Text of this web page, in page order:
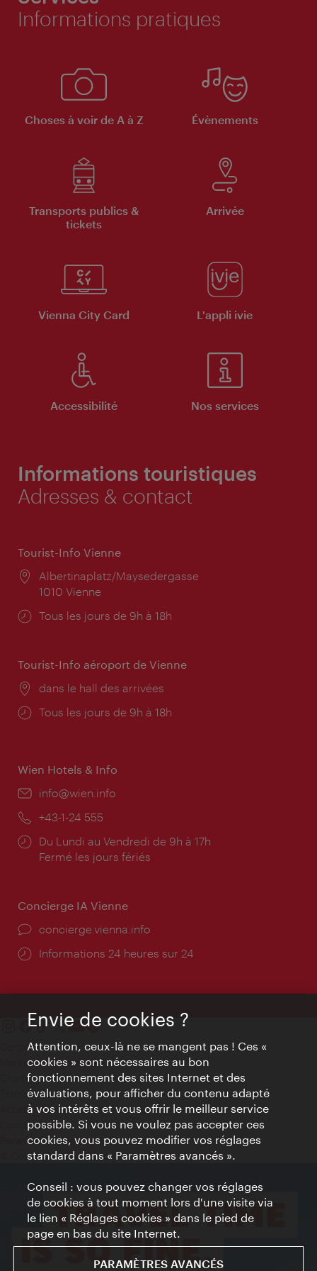
Informations pratiques
Choses à voir de A à Z Évènements
Transports publics &
tickets
Arrivée
Vienna City Card L'appli ivie
Accessibilité Nos services
Informations touristiques
Adresses & contact
Tourist-Info Vienne
Lieu:
Albertinaplatz/Maysedergasse
1010 Vienne
Horaires
Tous les jours de 9h à 18h
Tourist-Info aéroport de Vienne
Lieu:
dans le hall des arrivées
Horaires
Tous les jours de 9h à 18h
Wien Hotels & Info
E-
info@wien.info
Téléphone:
+43-1-24 555
Horaires
d'ouverture:
Du Lundi au Vendredi de 9h à 17h
Fermé les jours fériés
Concierge IA Vienne
Ort:
concierge.vienna.info
Öffnungszeiten:
Informations 24 heures sur 24
Contact
Mentions obligatoires
Charte sur le respect de la vie privée
Terms of Use
Accessibilité
Contact presse
Paramètres de cookies
© Copyright WienTourismus
Envie de cookies ?
Attention, ceux-là ne se mangent pas ! Ces «
cookies » sont nécessaires au bon
fonctionnement des sites Internet et des
évaluations, pour afficher du contenu adapté
à vos intérêts et vous offrir le meilleur service
possible. Si vous ne voulez pas accepter ces
cookies, vous pouvez modifier vos réglages
standard dans « Paramètres avancés ».
Conseil : vous pouvez changer vos réglages
de cookies à tout moment lors d'une visite via
le lien « Réglages cookies » dans le pied de
page en bas du site Internet.
PARAMÈTRES AVANCÉS